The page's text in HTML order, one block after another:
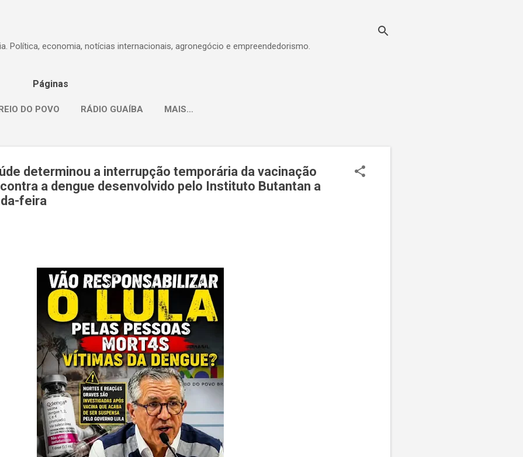
Política, economia, notícias internacionais, agronegócio e empreendedorismo.
Páginas
DO POVO RÁDIO GUAÍBA MAIS…
determinou a interrupção temporária da vacinação
a dengue desenvolvido pelo Instituto Butantan a
feira